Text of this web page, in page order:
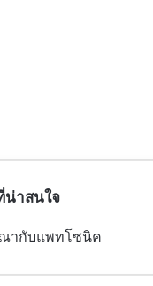
น่าสนใจ
ากับแพทโซนิค